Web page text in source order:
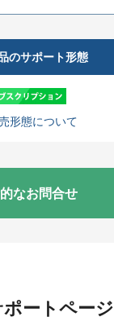
のサポート形態
形態について
なお問合せ
ートページ